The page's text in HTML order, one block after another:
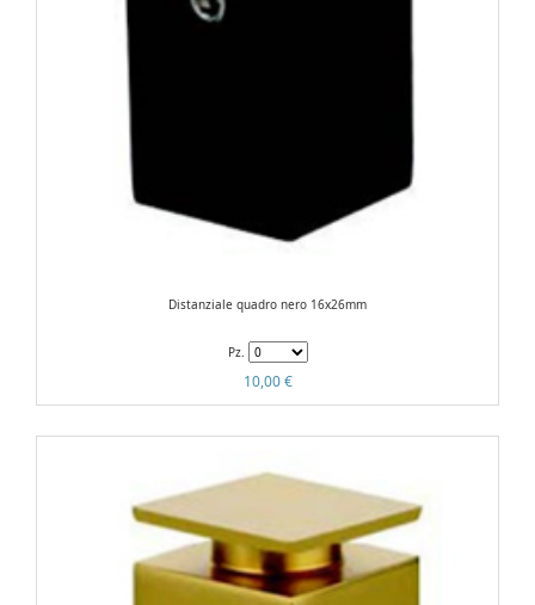
Distanziale quadro nero 16x26mm
Pz.
10,00 €